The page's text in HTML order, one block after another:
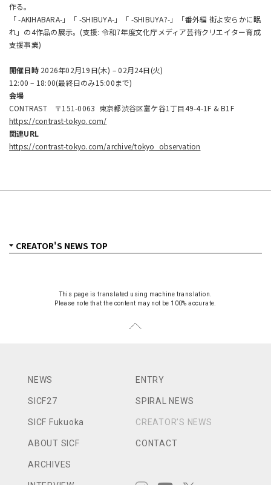
作る。
「 -AKIHABARA-」「 -SHIBUYA-」「 -SHIBUYA?-」「番外編 街よ安らかに眠
れ」の4作品の展示。(支援: 令和7年度文化庁メディア芸術クリエイター育成
支援事業)
開催日時 2026年02月19日(木) – 02月24日(火)
12:00 – 18:00(最終日のみ15:00まで)
会場
CONTRAST 〒151-0063 東京都渋谷区富ケ谷1丁目49-4-1F & B1F
https://contrast-tokyo.com/
関連URL
https://contrast-tokyo.com/archive/tokyo_observation
This page is translated using machine translation.
Please note that the content may not be 100% accurate.
NEWS
SICF27
SICF Fukuoka
ABOUT SICF
ARCHIVES
ENTRY
SPIRAL NEWS
CREATOR’S NEWS
CONTACT